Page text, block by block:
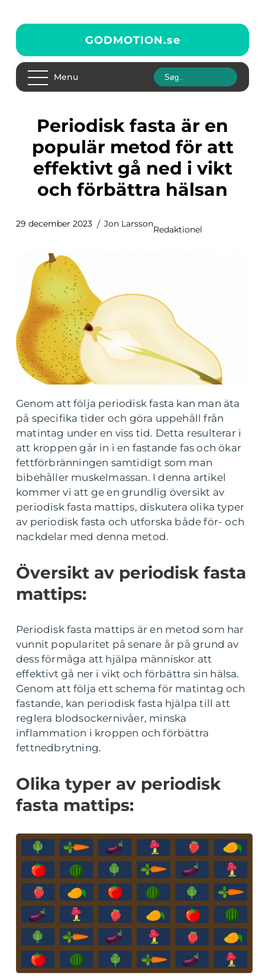
GODMOTION.se
Menu
Periodisk fasta är en
populär metod för att
effektivt gå ned i vikt
och förbättra hälsan
29 december 2023 Jon Larsson
Redaktionel
Genom att följa periodisk fasta kan man äta
på specifika tider och göra uppehåll från
matintag under en viss tid. Detta resulterar i
att kroppen går in i en fastande fas och ökar
fettförbränningen samtidigt som man
bibehåller muskelmassan. I denna artikel
kommer vi att ge en grundlig översikt av
periodisk fasta mattips, diskutera olika typer
av periodisk fasta och utforska både för- och
nackdelar med denna metod.
Översikt av periodisk fasta
mattips:
Periodisk fasta mattips är en metod som har
vunnit popularitet på senare år på grund av
dess förmåga att hjälpa människor att
effektivt gå ner i vikt och förbättra sin hälsa.
Genom att följa ett schema för matintag och
fastande, kan periodisk fasta hjälpa till att
reglera blodsockernivåer, minska
inflammation i kroppen och förbättra
fettnedbrytning.
Olika typer av periodisk
fasta mattips: